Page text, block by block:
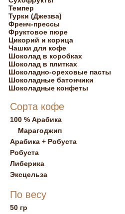
Темпер
Турки (Джезва)
Френч-прессы
Фруктовое пюре
Цикорий и корица
Чашки для кофе
Шоколад в коробках
Шоколад в плитках
Шоколадно-ореховые пасты
Шоколадные батончики
Шоколадные конфеты
Сорта кофе
100 % Арабика
Марагоджип
Арабика + Робуста
Робуста
Либерика
Эксцельза
По весу
50 гр